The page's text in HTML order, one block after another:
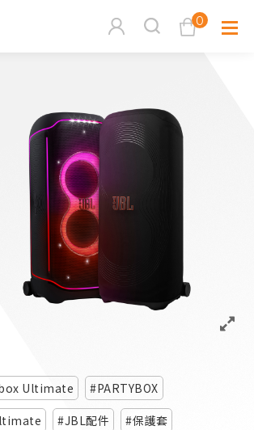
0
活動
Ultimate
PARTYBOX
JBL配件 保護套